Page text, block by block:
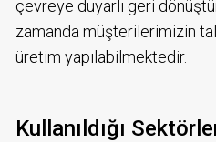
çevreye duyarlı geri
zamanda müşterilerimizin
üretim yapılabilmektedir.
Kullanıldığı